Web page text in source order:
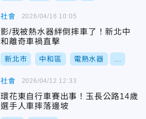
社會
影/我被熱水器絆倒摔車了！新北中
和離奇車禍直擊
新北市 中和區 電熱水器
2026/04/16 10:05
社會
環花東自行車賽出事！玉長公路14歲
選手人車摔落邊坡
2026/04/12 12:33